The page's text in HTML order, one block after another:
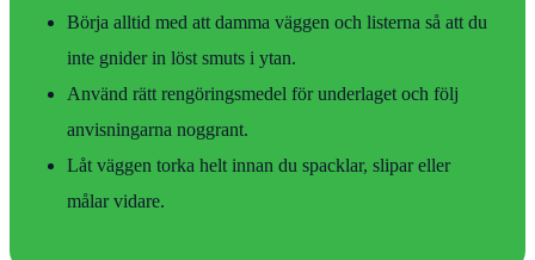
Börja alltid med att damma väggen och listerna så att du
inte gnider in löst smuts i ytan.
Använd rätt rengöringsmedel för underlaget och följ
anvisningarna noggrant.
Låt väggen torka helt innan du spacklar, slipar eller
målar vidare.